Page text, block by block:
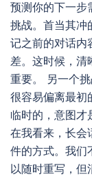
预测你的下一步
挑战。首当其冲
记之前的对话内
差。这时候，清
重要。 另一个
很容易偏离最初
临时的，意图才
在我看来，长会
件的方式。我们
以随时重写，但